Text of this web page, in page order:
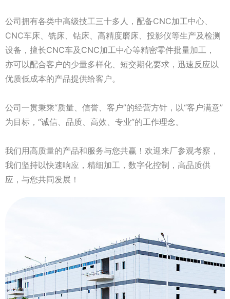
公司拥有各类中高级技工三十多人，配备CNC加工中心、
CNC车床、铣床、钻床、高精度磨床、投影仪等生产及检测
设备，擅长CNC车及CNC加工中心等精密零件批量加工，
亦可以配合客户的少量多样化、短交期化要求，迅速反应以
优质低成本的产品提供给客户。
公司一贯秉乘“质量、信誉、客户”的经营方针，以“客户满意”
为目标，“诚信、品质、高效、专业”的工作理念。
我们用高质量的产品和服务与您共赢！欢迎来厂参观考察，
我们坚持以快速响应，精细加工，数字化控制，高品质供
应，与您共同发展！